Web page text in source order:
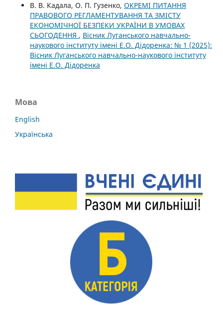
В. В. Кадала, О. П. Гузенко, ОКРЕМІ ПИТАННЯ
ПРАВОВОГО РЕГЛАМЕНТУВАННЯ ТА ЗМІСТУ
ЕКОНОМІЧНОЇ БЕЗПЕКИ УКРАЇНИ В УМОВАХ
СЬОГОДЕННЯ , Вісник Луганського навчально-
наукового інституту імені Е.О. Дідоренка: № 1 (2025):
Вісник Луганського навчально-наукового інституту
імені Е.О. Дідоренка
Мова
English
Українська